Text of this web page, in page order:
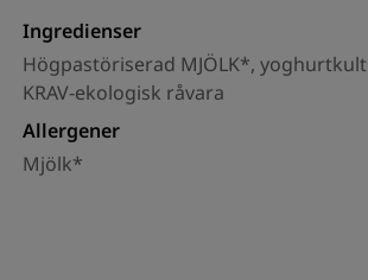
Ingredienser
Högpastöriserad MJÖLK*,
KRAV-ekologisk råvara
Allergener
Mjölk*